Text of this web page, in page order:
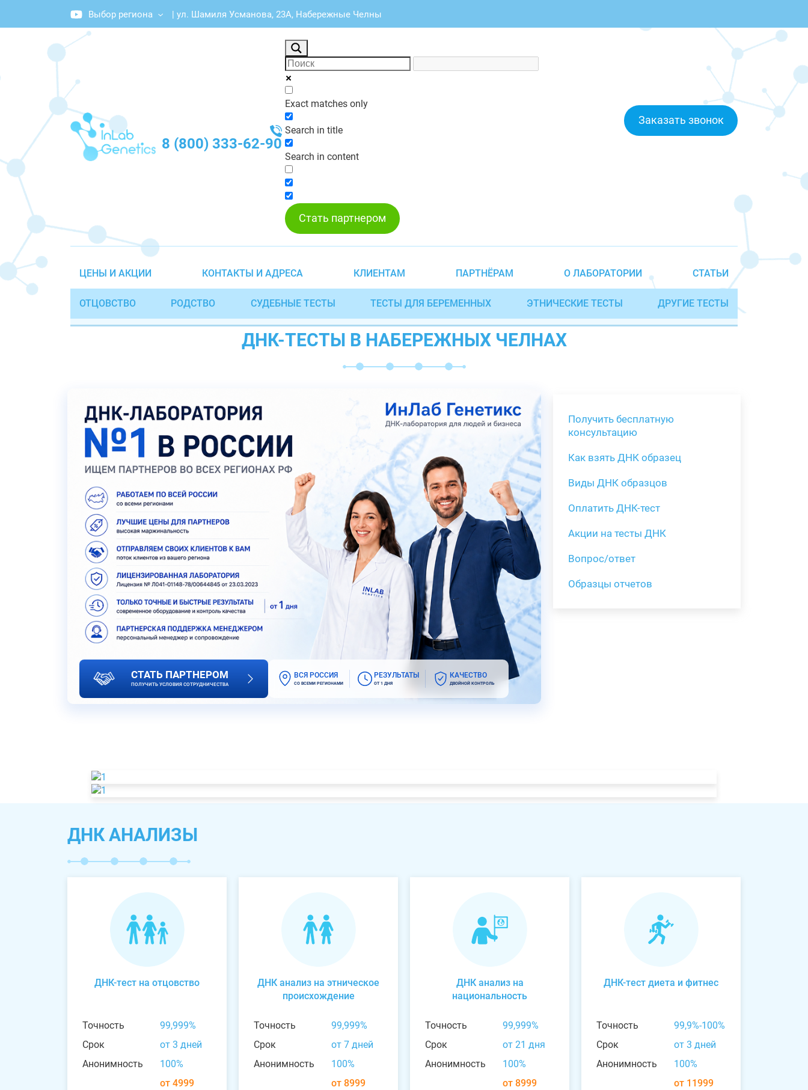
Выбор региона | ул. Шамиля Усманова, 23А, Набережные Челны
8 (800) 333-62-90
Exact matches only
Search in title
Search in content
Заказать звонок
Стать партнером
ЦЕНЫ И АКЦИИ КОНТАКТЫ И АДРЕСА КЛИЕНТАМ ПАРТНЁРАМ О ЛАБОРАТОРИИ СТАТЬИ
ОТЦОВСТВО РОДСТВО СУДЕБНЫЕ ТЕСТЫ ТЕСТЫ ДЛЯ БЕРЕМЕННЫХ ЭТНИЧЕСКИЕ ТЕСТЫ ДРУГИЕ ТЕСТЫ
ДНК-ТЕСТЫ В НАБЕРЕЖНЫХ ЧЕЛНАХ
СТАТЬ ПАРТНЕРОМ
ПОЛУЧИТЬ УСЛОВИЯ СОТРУДНИЧЕСТВА
ВСЯ РОССИЯ
СО ВСЕМИ РЕГИОНАМИ
РЕЗУЛЬТАТЫ
ОТ 1 ДНЯ
КАЧЕСТВО
ДВОЙНОЙ КОНТРОЛЬ
Получить бесплатную
консультацию
Как взять ДНК образец
Виды ДНК образцов
Оплатить ДНК-тест
Акции на тесты ДНК
Вопрос/ответ
Образцы отчетов
ДНК АНАЛИЗЫ
ДНК-тест на отцовство
Точность
99,999%
Срок
от 3 дней
Анонимность
100%
от 4999
ДНК анализ на этническое
происхождение
Точность
99,999%
Срок
от 7 дней
Анонимность
100%
от 8999
ДНК анализ на
национальность
Точность
99,999%
Срок
от 21 дня
Анонимность
100%
от 8999
ДНК-тест диета и фитнес
Точность
99,9%-100%
Срок
от 3 дней
Анонимность
100%
от 11999